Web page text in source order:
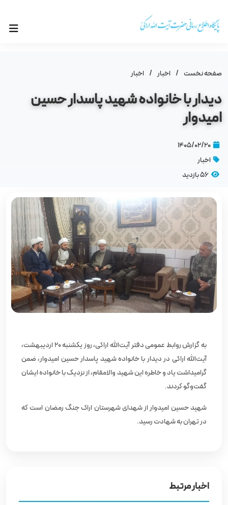
صفحه نخست / اخبار / اخبار
دیدار با خانواده شهید پاسدار حسین
امیدوار
۱۴۰۵/۰۲/۲۰
اخبار
56 بازدید
به گزارش روابط عمومی دفتر آیت‌الله اراکی، روز یکشنبه ۲۰ اردیبهشت،
آیت‌الله اراکی در دیدار با خانواده شهید پاسدار حسین امیدوار، ضمن
گرامیداشت یاد و خاطره این شهید والامقام، از نزدیک با خانواده ایشان
گفت‌وگو کردند.
شهید حسین امیدوار از شهدای شهرستان اراک جنگ رمضان است که
در تهران به شهادت رسید.
اخبار مرتبط